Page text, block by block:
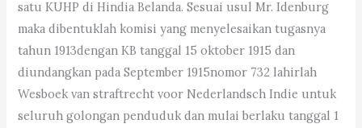
satu KUHP di Hindia Belanda. Sesuai usul Mr. Idenburg
maka dibentuklah komisi yang menyelesaikan tugasnya
tahun 1913dengan KB tanggal 15 oktober 1915 dan
diundangkan pada September 1915nomor 732 lahirlah
Wesboek van straftrecht voor Nederlandsch Indie untuk
seluruh golongan penduduk dan mulai berlaku tanggal 1